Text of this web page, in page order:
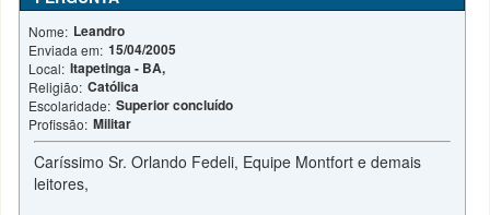
Nome: Leandro
Enviada em: 15/04/2005
Local: Itapetinga - BA,
Religião: Católica
Escolaridade: Superior concluído
Profissão: Militar
Caríssimo Sr. Orlando Fedeli, Equipe Montfort e demais
leitores,